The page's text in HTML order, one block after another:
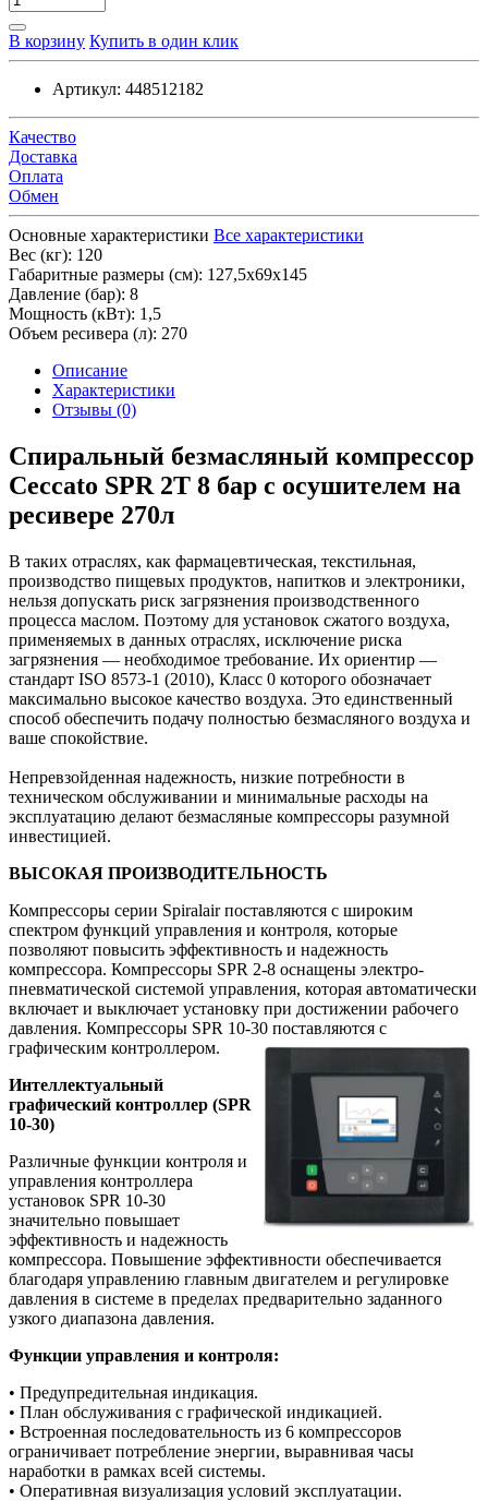
В корзину Купить в один клик
Артикул: 448512182
Качество
Доставка
Оплата
Обмен
Основные характеристики Все характеристики
Вес (кг): 120
Габаритные размеры (см): 127,5х69х145
Давление (бар): 8
Мощность (кВт): 1,5
Объем ресивера (л): 270
Описание
Характеристики
Отзывы (0)
Спиральный безмасляный компрессор
Ceccato SPR 2T 8 бар с осушителем на
ресивере 270л
В таких отраслях, как фармацевтическая, текстильная,
производство пищевых продуктов, напитков и электроники,
нельзя допускать риск загрязнения производственного
процесса маслом. Поэтому для установок сжатого воздуха,
применяемых в данных отраслях, исключение риска
загрязнения — необходимое требование. Их ориентир —
стандарт ISO 8573-1 (2010), Класс 0 которого обозначает
максимально высокое качество воздуха. Это единственный
способ обеспечить подачу полностью безмасляного воздуха и
ваше спокойствие.
Непревзойденная надежность, низкие потребности в
техническом обслуживании и минимальные расходы на
эксплуатацию делают безмасляные компрессоры разумной
инвестицией.
ВЫСОКАЯ ПРОИЗВОДИТЕЛЬНОСТЬ
Компрессоры серии Spiralair поставляются с широким
спектром функций управления и контроля, которые
позволяют повысить эффективность и надежность
компрессора. Компрессоры SPR 2-8 оснащены электро-
пневматической системой управления, которая автоматически
включает и выключает установку при достижении рабочего
давления. Компрессоры SPR 10-30 поставляются с
графическим контроллером.
Интеллектуальный
графический контроллер (SPR
10-30)
Различные функции контроля и
управления контроллера
установок SPR 10-30
значительно повышает
эффективность и надежность
компрессора. Повышение эффективности обеспечивается
благодаря управлению главным двигателем и регулировке
давления в системе в пределах предварительно заданного
узкого диапазона давления.
Функции управления и контроля:
• Предупредительная индикация.
• План обслуживания с графической индикацией.
• Встроенная последовательность из 6 компрессоров
ограничивает потребление энергии, выравнивая часы
наработки в рамках всей системы.
• Оперативная визуализация условий эксплуатации.